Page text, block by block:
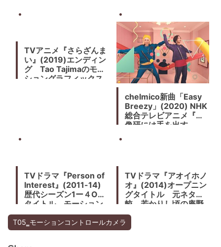
TVアニメ『さらざんま
い』(2019)エンディン
グ Tao Tajimaのモー
ショングラフィックス
chelmico新曲「Easy
Breezy」(2020) NHK
総合テレビアニメ『映
像研には手を出す
TVドラマ『Person of
Interest』(2011-14)
歴代シーズン1ー４OP
タイトル モーション
グラフィックス
TVドラマ『アオイホノ
オ』(2014)オープニン
グタイトル 元ネタ比
較 若かりし頃の庵野
秀明ら大阪芸大のアニ
メオタクたちの群像
劇。福田雄一監督
T05‗モーションコントロールカメラ